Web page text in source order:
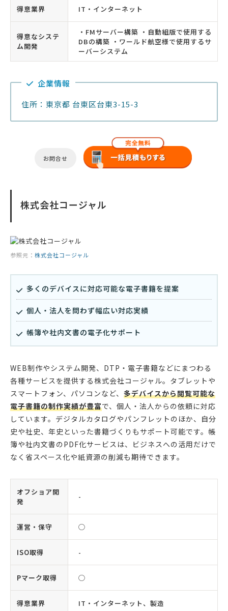
得意業界 IT・インターネット
得意なシステ
ム開発
・FMサーバー構築 ・自動組版で使用する
DBの構築 ・ワールド航空様で使用するサ
ーバーシステム
企業情報
住所：東京都 台東区台東3-15-3
お問合せ
株式会社コージャル
参照元： 株式会社コージャル
多くのデバイスに対応可能な電子書籍を提案
個人・法人を問わず幅広い対応実績
帳簿や社内文書の電子化サポート
WEB制作やシステム開発、DTP・電子書籍などにまつわる
各種サービスを提供する株式会社コージャル。タブレットや
スマートフォン、パソコンなど、 多デバイスから閲覧可能な
電子書籍の制作実績が豊富で、個人・法人からの依頼に対応
しています。デジタルカタログやパンフレットのほか、自分
史や社史、年史といった書籍づくりもサポート可能です。帳
簿や社内文書のPDF化サービスは、ビジネスへの活用だけで
なく省スペース化や紙資源の削減も期待できます。
オフショア開
発
-
運営・保守 ◯
ISO取得 -
Pマーク取得 ◯
得意業界 IT・インターネット、製造